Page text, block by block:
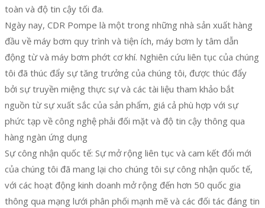
toàn và độ tin cậy tối đa.
Ngày nay, CDR Pompe là một trong những nhà sản xuất hàng
đầu về máy bơm quy trình và tiện ích, máy bơm ly tâm dẫn
động từ và máy bơm phớt cơ khí. Nghiên cứu liên tục của chúng
tôi đã thúc đẩy sự tăng trưởng của chúng tôi, được thúc đẩy
bởi sự truyền miệng thực sự và các tài liệu tham khảo bắt
nguồn từ sự xuất sắc của sản phẩm, giá cả phù hợp với sự
phức tạp về công nghệ phải đối mặt và độ tin cậy thông qua
hàng ngàn ứng dụng
Sự công nhận quốc tế: Sự mở rộng liên tục và cam kết đổi mới
của chúng tôi đã mang lại cho chúng tôi sự công nhận quốc tế,
với các hoạt động kinh doanh mở rộng đến hơn 50 quốc gia
thông qua mạng lưới phân phối mạnh mẽ và các đối tác đáng tin